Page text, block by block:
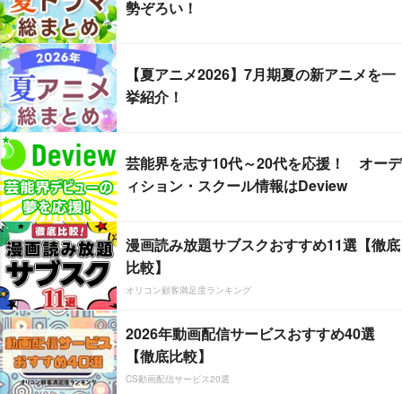
勢ぞろい！
【夏アニメ2026】7月期夏の新アニメを一
挙紹介！
芸能界を志す10代～20代を応援！ オーデ
ィション・スクール情報はDeview
漫画読み放題サブスクおすすめ11選【徹底
比較】
オリコン顧客満足度ランキング
2026年動画配信サービスおすすめ40選
【徹底比較】
CS動画配信サービス20選